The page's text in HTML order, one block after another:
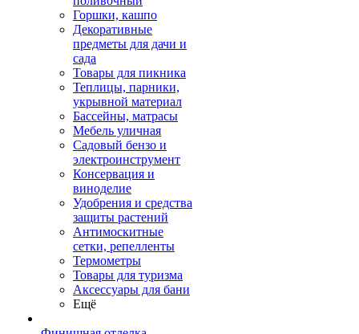
Горшки, кашпо
Декоративные
предметы для дачи и
сада
Товары для пикника
Теплицы, парники,
укрывной материал
Бассейны, матрасы
Мебель уличная
Садовый бензо и
электроинструмент
Консервация и
виноделие
Удобрения и средства
защиты растений
Антимоскитные
сетки, репелленты
Термометры
Товары для туризма
Аксессуары для бани
Ещё